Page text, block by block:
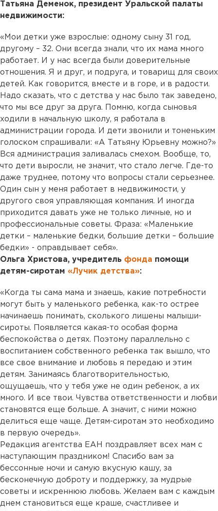
Татьяна Деменок, президент Уральской палаты
недвижимости:
«Мои детки уже взрослые: одному сыну 31 год,
другому – 32. Они всегда знали, что их мама много
работает. И у нас всегда были доверительные
отношения. Я и друг, и подруга, и товарищ для своих
детей. Как говорится, вместе и в горе, и в радости.
Надо сказать, что с детства у нас было так заведено,
что мы все друг за друга. Помню, когда сыновья
ходили в начальную школу, я работала в
администрации города. И дети звонили и тоненьким
голоском спрашивали: «А Татьяну Юрьевну можно?»
Вся администрация заливалась смехом. Вообще, то,
что дети выросли, не значит, что стало легче. Где-то
даже труднее, потому что вопросы стали серьезнее.
Один сын у меня работает в недвижимости, у
другого своя управляющая компания. И иногда
приходится давать уже не только личные, но и
профессиональные советы. Фраза: «Маленькие
детки – маленькие бедки, большие детки – большие
бедки» - оправдывает себя».
Ольга Христова, учредитель фонда помощи
детям-сиротам «Лучик детства»:
«Когда ты сама мама и знаешь, какие потребности
могут быть у маленького ребенка, как-то острее
начинаешь понимать, сколького лишены малыши-
сироты. Появляется какая-то особая форма
беспокойства о детях. Поэтому параллельно с
воспитанием собственного ребенка так вышло, что
все свое внимание и любовь я передаю и этим
детям. Занимаясь благотворительностью,
ощущаешь, что у тебя уже не один ребенок, а их
много. И все твои. Чувства ответственности и любви
становятся еще больше. А значит, с ними можно
делиться еще чаще. Детям-сиротам это необходимо
в первую очередь».
Редакция агентства ЕАН поздравляет всех мам с
наступающим праздником! Спасибо вам за
бессонные ночи и самую вкусную кашу, за
бесконечную доброту и поддержку, за мудрые
советы и искреннюю любовь. Желаем вам с каждым
днем становиться еще краше, счастливее и